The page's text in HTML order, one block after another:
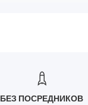
БЕЗ ПОСРЕДНИКОВ